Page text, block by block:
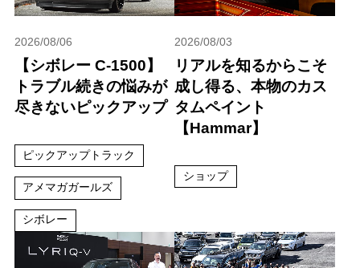
2026/08/06
【シボレー C-1500】
トラブル続きの悩みが
尽きないピックアップ
ピックアップトラック
アメマガガールズ
シボレー
2026/08/03
リアルを知るからこそ
成し得る、本物のカス
タムペイント
【Hammar】
ショップ